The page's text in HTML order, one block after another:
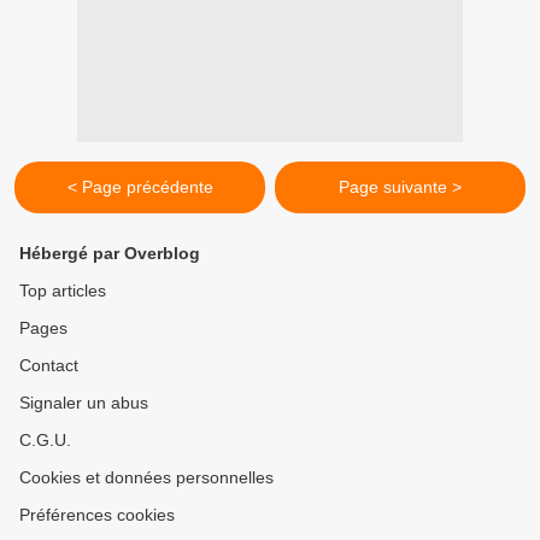
< Page précédente Page suivante >
Hébergé par Overblog
Top articles
Pages
Contact
Signaler un abus
C.G.U.
Cookies et données personnelles
Préférences cookies